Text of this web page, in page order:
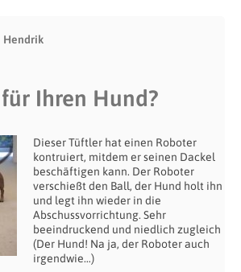
Hendrik
Ihren Hund?
Dieser Tüftler hat einen Roboter
kontruiert, mitdem er seinen Dackel
beschäftigen kann. Der Roboter
verschießt den Ball, der Hund holt ihn
und legt ihn wieder in die
Abschussvorrichtung. Sehr
beeindruckend und niedlich zugleich
(Der Hund! Na ja, der Roboter auch
irgendwie…)